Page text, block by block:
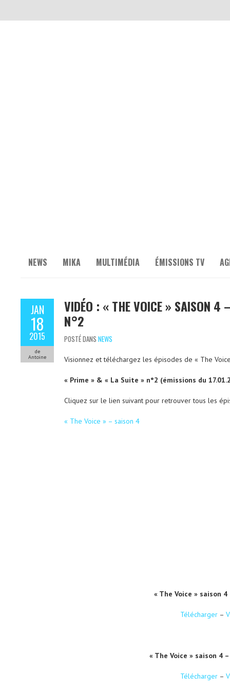
NEWS MIKA MULTIMÉDIA ÉMISSIONS TV
JAN
18
2015
de
Antoine
VIDÉO : « THE VOICE » SAISON
N°2
POSTÉ DANS NEWS
Visionnez et téléchargez les épisodes de « The
« Prime » & « La Suite » n°2 (émissions du
Cliquez sur le lien suivant pour retrouver tous les
« The Voice » – saison 4
« The Voice » saison 4
Télécharger–
« The Voice » saison 4
Télécharger–